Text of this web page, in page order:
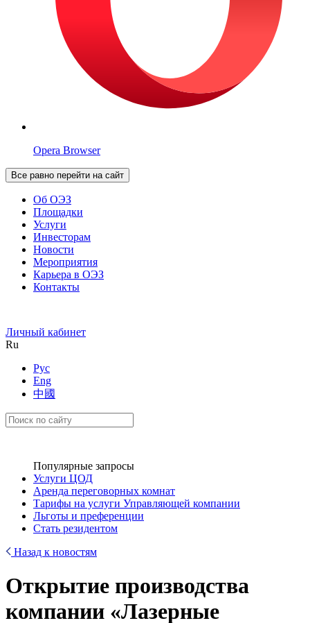
Opera Browser
Все равно перейти на сайт
Об ОЭЗ
Площадки
Услуги
Инвесторам
Новости
Мероприятия
Карьера в ОЭЗ
Контакты
Личный кабинет
Ru
Рус
Eng
中國
Популярные запросы
Услуги ЦОД
Аренда переговорных комнат
Тарифы на услуги Управляющей компании
Льготы и преференции
Стать резидентом
Назад к новостям
Открытие производства
компании «Лазерные